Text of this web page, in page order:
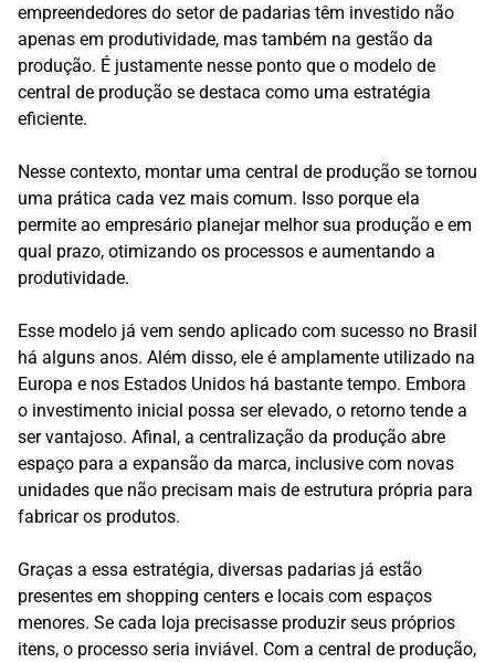
empreendedores do setor de padarias têm investido não
apenas em produtividade, mas também na gestão da
produção. É justamente nesse ponto que o modelo de
central de produção se destaca como uma estratégia
eficiente.
Nesse contexto, montar uma central de produção se tornou
uma prática cada vez mais comum. Isso porque ela
permite ao empresário planejar melhor sua produção e em
qual prazo, otimizando os processos e aumentando a
produtividade.
Esse modelo já vem sendo aplicado com sucesso no Brasil
há alguns anos. Além disso, ele é amplamente utilizado na
Europa e nos Estados Unidos há bastante tempo. Embora
o investimento inicial possa ser elevado, o retorno tende a
ser vantajoso. Afinal, a centralização da produção abre
espaço para a expansão da marca, inclusive com novas
unidades que não precisam mais de estrutura própria para
fabricar os produtos.
Graças a essa estratégia, diversas padarias já estão
presentes em shopping centers e locais com espaços
menores. Se cada loja precisasse produzir seus próprios
itens, o processo seria inviável. Com a central de produção,